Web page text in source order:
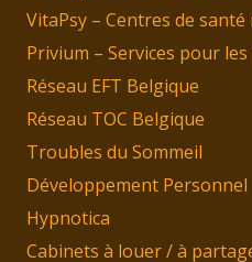
VitaPsy – Centres de
Privium – Services pour
Réseau EFT Belgique
Réseau TOC Belgique
Troubles du Sommeil
Développement Personnel
Hypnotica
Cabinets à louer / à